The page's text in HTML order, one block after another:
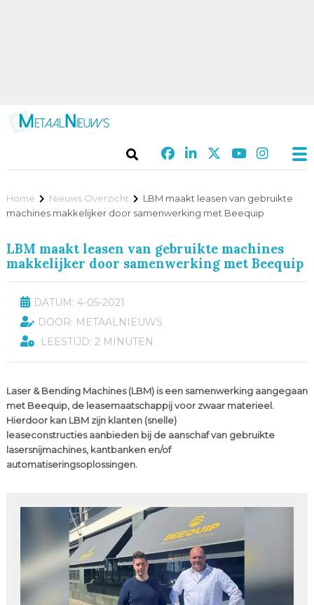
Home Nieuws Overzicht
LBM maakt leasen van gebruikte
machines makkelijker door samenwerking met Beequip
LBM maakt leasen van gebruikte machines
makkelijker door samenwerking met Beequip
DATUM: 4-05-2021
DOOR: METAALNIEUWS
LEESTIJD: 2 MINUTEN
Laser & Bending Machines (LBM) is een samenwerking aangegaan
met Beequip, de leasemaatschappij voor zwaar materieel.
Hierdoor kan LBM zijn klanten (snelle)
leaseconstructies aanbieden bij de aanschaf van gebruikte
lasersnijmachines, kantbanken en/of
automatiseringsoplossingen.